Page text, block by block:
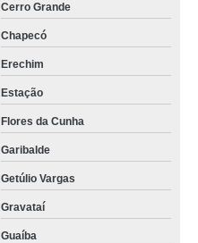
Cerro Grande
Chapecó
Erechim
Estação
Flores da Cunha
Garibalde
Getúlio Vargas
Gravataí
Guaíba